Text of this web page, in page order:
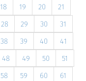
18 19 20
21
28 29 30
31
38 39 40
41
48 49 50
51
58 59 60
61